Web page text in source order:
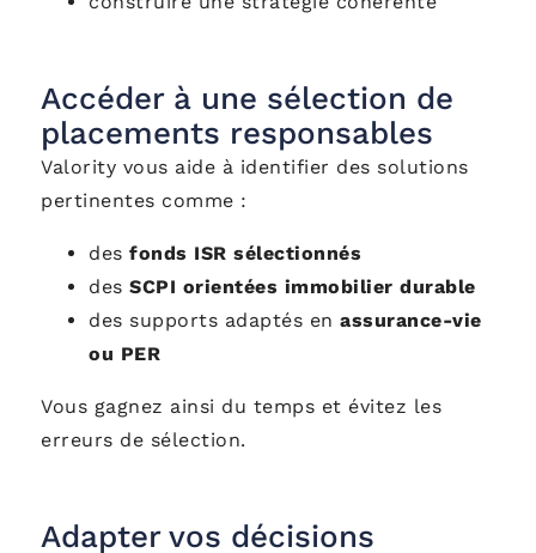
Accéder à une sélection de
placements responsables
Valority vous aide à identifier des solutions
pertinentes comme :
des fonds ISR sélectionnés
des SCPI orientées immobilier durable
des supports adaptés en assurance-vie
ou PER
Vous gagnez ainsi du temps et évitez les
erreurs de sélection.
Adapter vos décisions